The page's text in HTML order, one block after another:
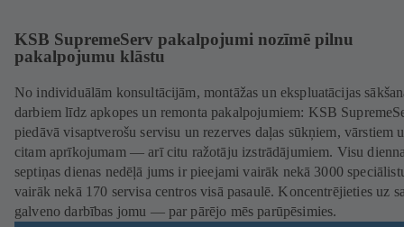
KSB SupremeServ pakalpojumi nozīmē pilnu
pakalpojumu klāstu
No individuālām konsultācijām, montāžas un ekspluatācijas
darbiem līdz apkopes un remonta pakalpojumiem: KSB
piedāvā visaptverošu servisu un rezerves daļas sūkņiem, vārstiem
citam aprīkojumam — arī citu ražotāju izstrādājumiem. Visu
septiņas dienas nedēļā jums ir pieejami vairāk nekā 3000
vairāk nekā 170 servisa centros visā pasaulē. Koncentrējieties uz
galveno darbības jomu — par pārējo mēs parūpēsimies.